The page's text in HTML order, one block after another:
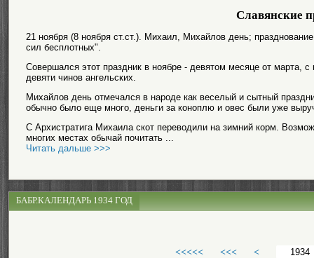
Славянские
21 ноября (8 ноября ст.ст.). Михаил, Михайлов день;
сил бесплотных".
Совершался этот праздник в ноябре - девятом месяце от марта, с
девяти чинов ангельских.
Михайлов день отмечался в народе как веселый и сытный
обычно было еще много, деньги за коноплю и овес были уже
С Архистратига Михаила скот переводили на зимний корм.
многих местах обычай почитать ...
Читать дальше >>>
БАБР.КАЛЕНДАРЬ 1934 ГОД
<<<<< <<< <